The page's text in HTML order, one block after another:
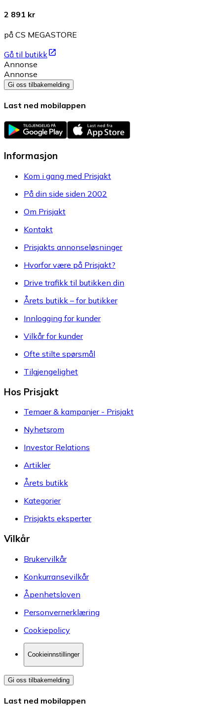
2 891 kr
på CS MEGASTORE
Gå til butikk
Annonse
Annonse
Gi oss tilbakemelding
Last ned mobilappen
Informasjon
Kom i gang med Prisjakt
På din side siden 2002
Om Prisjakt
Kontakt
Prisjakts annonseløsninger
Hvorfor være på Prisjakt?
Drive trafikk til butikken din
Årets butikk – for butikker
Innlogging for kunder
Vilkår for kunder
Ofte stilte spørsmål
Tilgjengelighet
Hos Prisjakt
Temaer & kampanjer - Prisjakt
Nyhetsrom
Investor Relations
Artikler
Årets butikk
Kategorier
Prisjakts eksperter
Vilkår
Brukervilkår
Konkurransevilkår
Åpenhetsloven
Personvernerklæring
Cookiepolicy
Cookieinnstillinger
Gi oss tilbakemelding
Last ned mobilappen